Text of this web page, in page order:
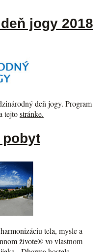
jogy 2018
deň jogy. Program
tejtostránke.
tela, mysle a
živote® vo vlastnom